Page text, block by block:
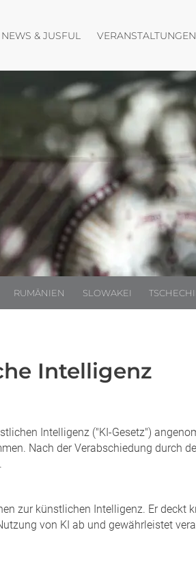
öffnen
NEWS & JUSFUL Menü öffnen
VERANSTALTUNGEN
RUMÄNIEN SLOWAKEI
Intelligenz
Intelligenz ("KI-Gesetz")
Nach der Verabschiedung durch
zur künstlichen Intelligenz. Er deckt
von KI ab und gewährleistet